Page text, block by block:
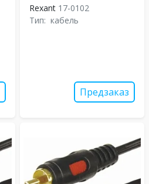
Rexant 17-0102
Тип: кабель
Предзаказ